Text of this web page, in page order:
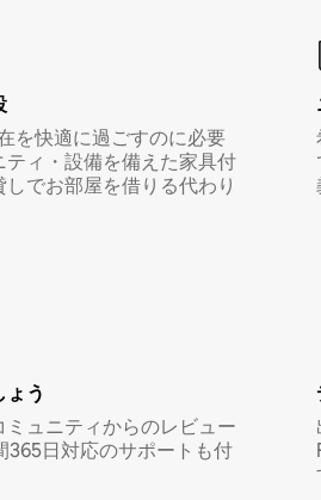
を快適に過ごすのに必要
ィ・設備を備えた家具付
でお部屋を借りる代わり
う
ュニティからのレビュー
365日対応のサポートも付